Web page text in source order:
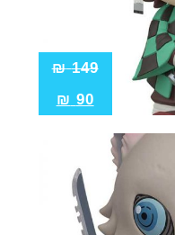
149
₪
90
₪